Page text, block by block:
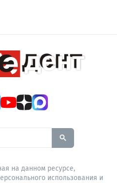
this site, enter a
на данном ресурсе,
использования и